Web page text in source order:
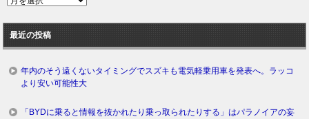
ロ
グ
最近の投稿
年内のそう遠くないタイミングでスズキも電気軽乗用車を発表へ。ラッコ
より安い可能性大
「BYDに乗ると情報を抜かれたり乗っ取られたりする」はパラノイアの妄